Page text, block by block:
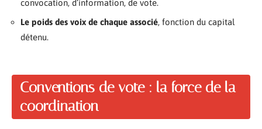
convocation, d’information, de vote.
Le poids des voix de chaque associé, fonction du capital
détenu.
Conventions de vote : la force de la
coordination